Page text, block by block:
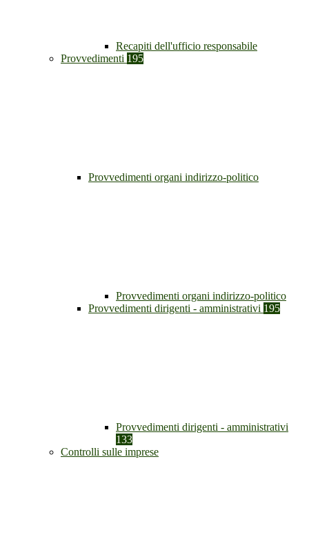
Recapiti dell'ufficio responsabile
Provvedimenti 195
Provvedimenti organi indirizzo-politico
Provvedimenti organi indirizzo-politico
Provvedimenti dirigenti - amministrativi 195
Provvedimenti dirigenti - amministrativi
133
Controlli sulle imprese